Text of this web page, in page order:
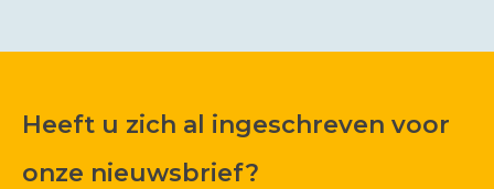
Heeft u zich al ingeschreven voor
onze nieuwsbrief?